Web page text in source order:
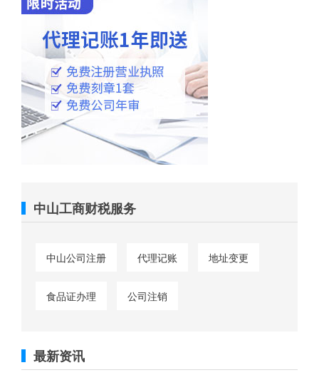
中山工商财税服务
中山公司注册 代理记账 地址变更
食品证办理 公司注销
最新资讯